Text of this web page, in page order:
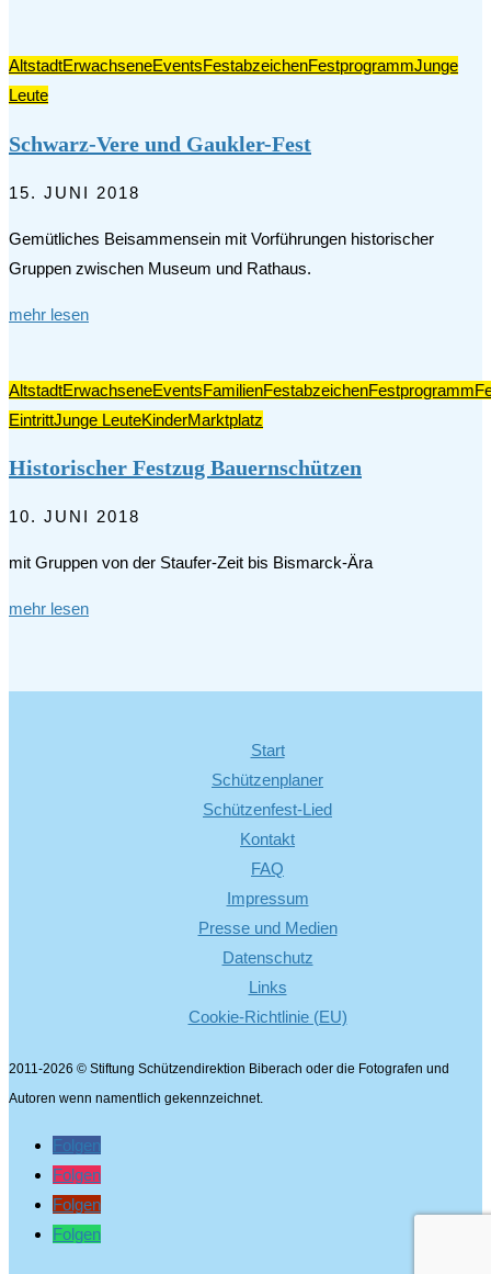
AltstadtErwachseneEventsFestabzeichenFestprogrammJunge
Leute
Schwarz-Vere und Gaukler-Fest
15. JUNI 2018
Gemütliches Beisammensein mit Vorführungen historischer
Gruppen zwischen Museum und Rathaus.
mehr lesen
AltstadtErwachseneEventsFamilienFestabzeichenFestprogramm
EintrittJunge LeuteKinderMarktplatz
Historischer Festzug Bauernschützen
10. JUNI 2018
mit Gruppen von der Staufer-Zeit bis Bismarck-Ära
mehr lesen
Start
Schützenplaner
Schützenfest-Lied
Kontakt
FAQ
Impressum
Presse und Medien
Datenschutz
Links
Cookie-Richtlinie (EU)
2011-2026 © Stiftung Schützendirektion Biberach oder die Fotografen und
Autoren wenn namentlich gekennzeichnet.
Folgen
Folgen
Folgen
Folgen